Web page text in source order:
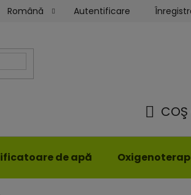
Termeni și condiții Comanda mea
Română Autentificare
DE
COŞ
de apă